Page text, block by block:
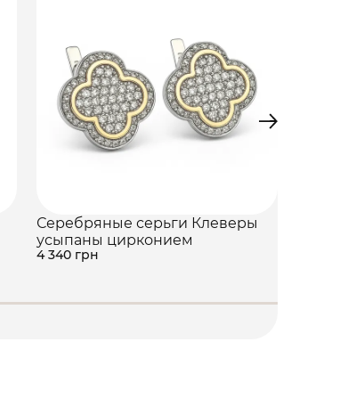
Серебряные серьги Клеверы
усыпаны цирконием
4 340 грн